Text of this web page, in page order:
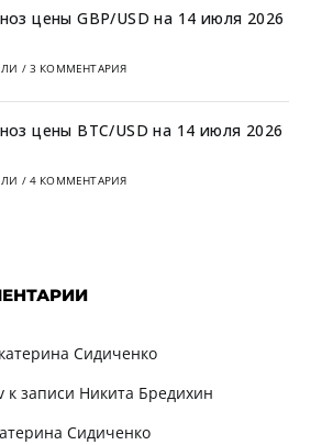
цены GBP/USD на 14 июля 2026
/ 3 КОММЕНТАРИЯ
цены BTC/USD на 14 июля 2026
/ 4 КОММЕНТАРИЯ
Сидиченко
к записи Никита Бредихин
Сидиченко